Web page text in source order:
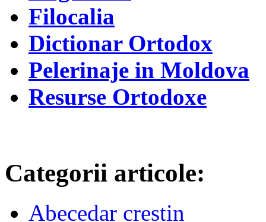
Filocalia
Dictionar Ortodox
Pelerinaje in Moldova
Resurse Ortodoxe
Categorii articole:
Abecedar crestin